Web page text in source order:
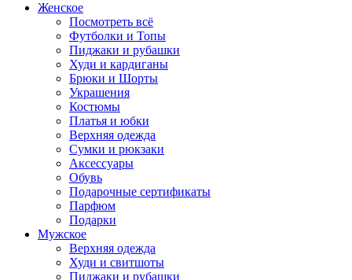
Женское
Посмотреть всё
Футболки и Топы
Пиджаки и рубашки
Худи и кардиганы
Брюки и Шорты
Украшения
Костюмы
Платья и юбки
Верхняя одежда
Сумки и рюкзаки
Аксессуары
Обувь
Подарочные сертификаты
Парфюм
Подарки
Мужское
Верхняя одежда
Худи и свитшоты
Пиджаки и рубашки